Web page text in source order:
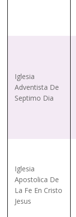
Iglesia
Adventista De
Septimo Dia
Iglesia
Apostolica De
La Fe En Cristo
Jesus